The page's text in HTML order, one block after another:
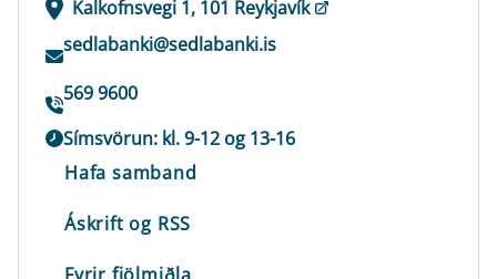
Kalkofnsvegi 1, 101 Reykjavík
sedlabanki@sedlabanki.is
569 9600
Símsvörun: kl. 9-12 og 13-16
Hafa samband
Áskrift og RSS